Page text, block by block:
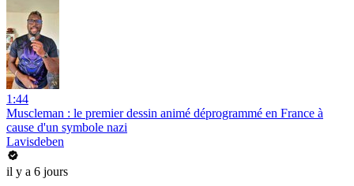
1:44
Muscleman : le premier dessin animé déprogrammé en France à
cause d'un symbole nazi
Lavisdeben
il y a 6 jours